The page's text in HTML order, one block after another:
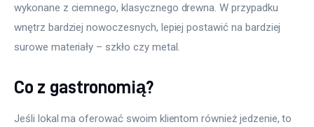
wykonane z ciemnego, klasycznego drewna. W przypadku
wnętrz bardziej nowoczesnych, lepiej postawić na bardziej
surowe materiały – szkło czy metal.
Co z gastronomią?
Jeśli lokal ma oferować swoim klientom również jedzenie, to